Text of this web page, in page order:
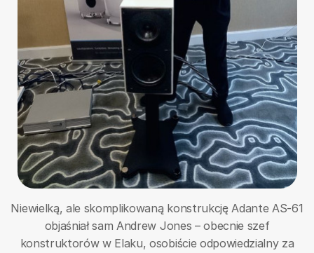
Niewielką, ale skomplikowaną konstrukcję Adante AS-61
objaśniał sam Andrew Jones – obecnie szef
konstruktorów w Elaku, osobiście odpowiedzialny za